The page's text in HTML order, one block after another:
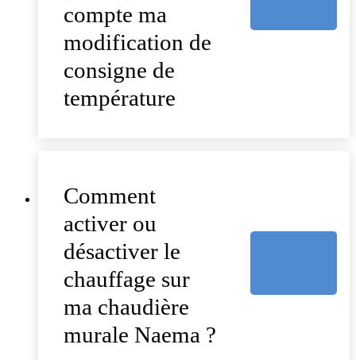
compte ma
modification de
consigne de
température
Comment
activer ou
désactiver le
chauffage sur
ma chaudière
murale Naema ?